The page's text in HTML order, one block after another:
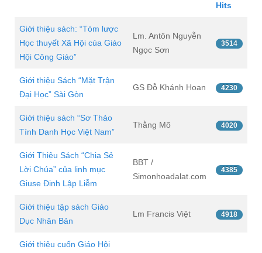
Hits
Giới thiệu sách: “Tóm lược
Học thuyết Xã Hội của Giáo
Hội Công Giáo”
Lm. Antôn Nguyễn
Ngọc Sơn
3514
Giới thiệu Sách “Mặt Trận
Đại Học” Sài Gòn
GS Đỗ Khánh Hoan 4230
Giới thiệu sách “Sơ Thảo
Tính Danh Học Việt Nam”
Thằng Mõ 4020
Giới Thiệu Sách “Chia Sẻ
Lời Chúa” của linh mục
Giuse Đinh Lập Liễm
BBT /
Simonhoadalat.com
4385
Giới thiệu tập sách Giáo
Dục Nhân Bản
Lm Francis Việt 4918
Giới thiệu cuốn Giáo Hội